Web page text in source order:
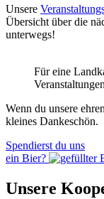
Unsere
Übersicht über die
unterwegs!
Für eine
Wenn du unsere
kleines Dankeschön.
Spendierst du uns
ein Bier?
Unsere